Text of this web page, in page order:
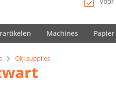
Machines Papier
Oki supplies